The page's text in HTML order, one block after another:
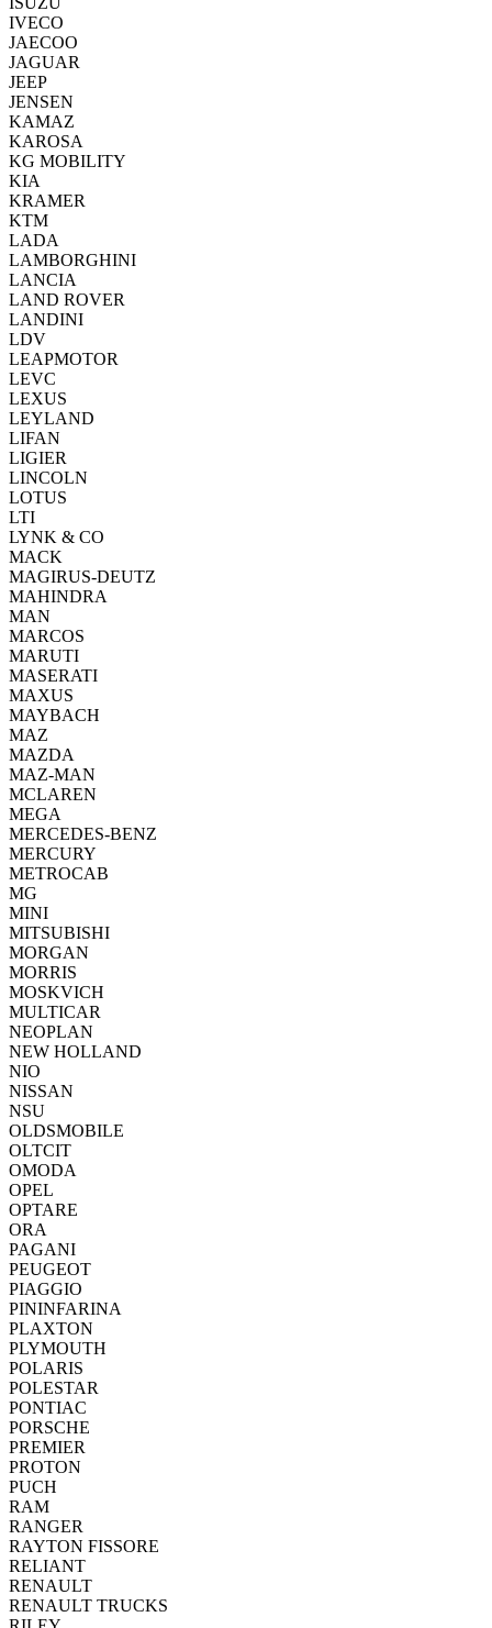
IVECO
JAECOO
JAGUAR
JEEP
JENSEN
KAMAZ
KAROSA
KG MOBILITY
KIA
KRAMER
KTM
LADA
LAMBORGHINI
LANCIA
LAND ROVER
LANDINI
LDV
LEAPMOTOR
LEVC
LEXUS
LEYLAND
LIFAN
LIGIER
LINCOLN
LOTUS
LTI
LYNK & CO
MACK
MAGIRUS-DEUTZ
MAHINDRA
MAN
MARCOS
MARUTI
MASERATI
MAXUS
MAYBACH
MAZ
MAZDA
MAZ-MAN
MCLAREN
MEGA
MERCEDES-BENZ
MERCURY
METROCAB
MG
MINI
MITSUBISHI
MORGAN
MORRIS
MOSKVICH
MULTICAR
NEOPLAN
NEW HOLLAND
NIO
NISSAN
NSU
OLDSMOBILE
OLTCIT
OMODA
OPEL
OPTARE
ORA
PAGANI
PEUGEOT
PIAGGIO
PININFARINA
PLAXTON
PLYMOUTH
POLARIS
POLESTAR
PONTIAC
PORSCHE
PREMIER
PROTON
PUCH
RAM
RANGER
RAYTON FISSORE
RELIANT
RENAULT
RENAULT TRUCKS